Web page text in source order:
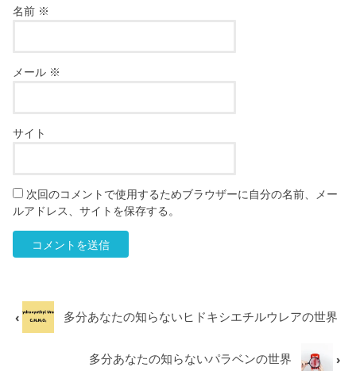
名前 ※
メール ※
サイト
次回のコメントで使用するためブラウザーに自分の名前、メー
ルアドレス、サイトを保存する。
多分あなたの知らないヒドキシエチルウレアの世界
多分あなたの知らないパラベンの世界